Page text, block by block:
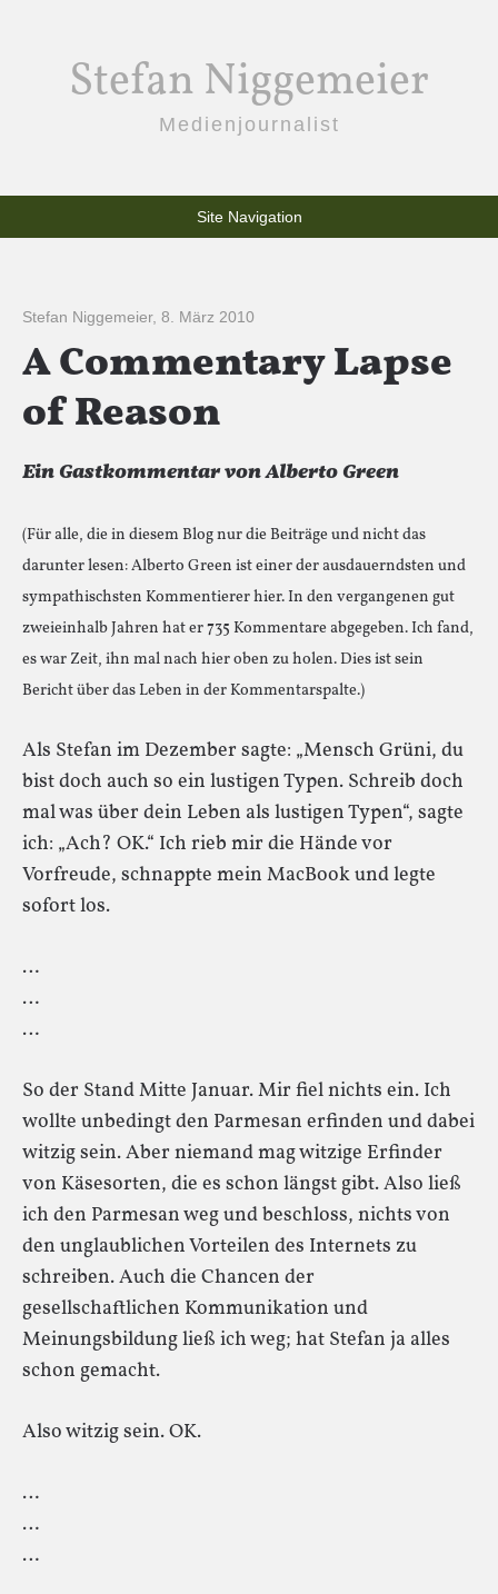
Stefan Niggemeier
Medienjournalist
Site Navigation
Stefan Niggemeier, 8. März 2010
A Commentary Lapse
of Reason
Ein Gastkommentar von Alberto Green
(Für alle, die in diesem Blog nur die Beiträge und nicht das
darunter lesen: Alberto Green ist einer der ausdauerndsten und
sympathischsten Kommentierer hier. In den vergangenen gut
zweieinhalb Jahren hat er 735 Kommentare abgegeben. Ich fand,
es war Zeit, ihn mal nach hier oben zu holen. Dies ist sein
Bericht über das Leben in der Kommentarspalte.)
Als Stefan im Dezember sagte: „Mensch Grüni, du
bist doch auch so ein lustigen Typen. Schreib doch
mal was über dein Leben als lustigen Typen“, sagte
ich: „Ach? OK.“ Ich rieb mir die Hände vor
Vorfreude, schnappte mein MacBook und legte
sofort los.
…
…
…
So der Stand Mitte Januar. Mir fiel nichts ein. Ich
wollte unbedingt den Parmesan erfinden und dabei
witzig sein. Aber niemand mag witzige Erfinder
von Käsesorten, die es schon längst gibt. Also ließ
ich den Parmesan weg und beschloss, nichts von
den unglaublichen Vorteilen des Internets zu
schreiben. Auch die Chancen der
gesellschaftlichen Kommunikation und
Meinungsbildung ließ ich weg; hat Stefan ja alles
schon gemacht.
Also witzig sein. OK.
…
…
…